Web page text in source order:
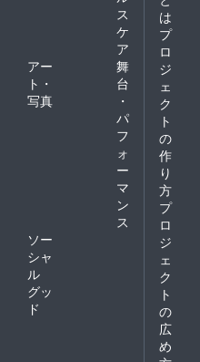
ス
ケ
ア
アー
ト・
写真
舞
台
・
パ
フ
ォ
ー
マ
ン
ス
ソー
シャ
ル
グッ
ド
は
プ
ロ
ジ
ェ
ク
ト
の
作
り
方
プ
ロ
ジ
ェ
ク
ト
の
広
め